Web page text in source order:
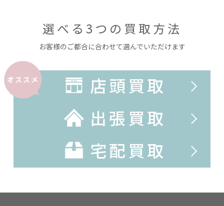
選べる3つの買取方法
お客様のご都合に合わせて選んでいただけます
オススメ
店頭買取
出張買取
宅配買取